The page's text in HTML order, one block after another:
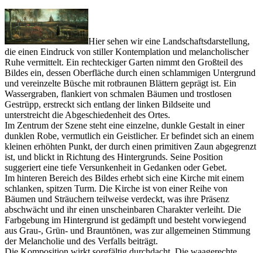
Hier sehen wir eine Landschaftsdarstellung,
die einen Eindruck von stiller Kontemplation und melancholischer
Ruhe vermittelt. Ein rechteckiger Garten nimmt den Großteil des
Bildes ein, dessen Oberfläche durch einen schlammigen Untergrund
und vereinzelte Büsche mit rotbraunen Blättern geprägt ist. Ein
Wassergraben, flankiert von schmalen Bäumen und trostlosen
Gestrüpp, erstreckt sich entlang der linken Bildseite und
unterstreicht die Abgeschiedenheit des Ortes.
Im Zentrum der Szene steht eine einzelne, dunkle Gestalt in einer
dunklen Robe, vermutlich ein Geistlicher. Er befindet sich an einem
kleinen erhöhten Punkt, der durch einen primitiven Zaun abgegrenzt
ist, und blickt in Richtung des Hintergrunds. Seine Position
suggeriert eine tiefe Versunkenheit in Gedanken oder Gebet.
Im hinteren Bereich des Bildes erhebt sich eine Kirche mit einem
schlanken, spitzen Turm. Die Kirche ist von einer Reihe von
Bäumen und Sträuchern teilweise verdeckt, was ihre Präsenz
abschwächt und ihr einen unscheinbaren Charakter verleiht. Die
Farbgebung im Hintergrund ist gedämpft und besteht vorwiegend
aus Grau-, Grün- und Brauntönen, was zur allgemeinen Stimmung
der Melancholie und des Verfalls beiträgt.